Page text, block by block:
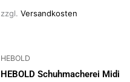
zzgl. Versandkosten
HEBOLD
HEBOLD Schuhmacherei Midi
können
Produktseite
gewählt